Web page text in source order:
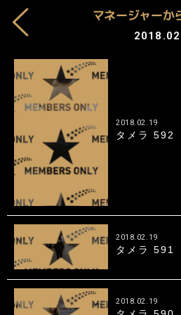
マネージャーか
2018.02
2018.02.19
タメラ 592
2018.02.19
タメラ 591
2018.02.19